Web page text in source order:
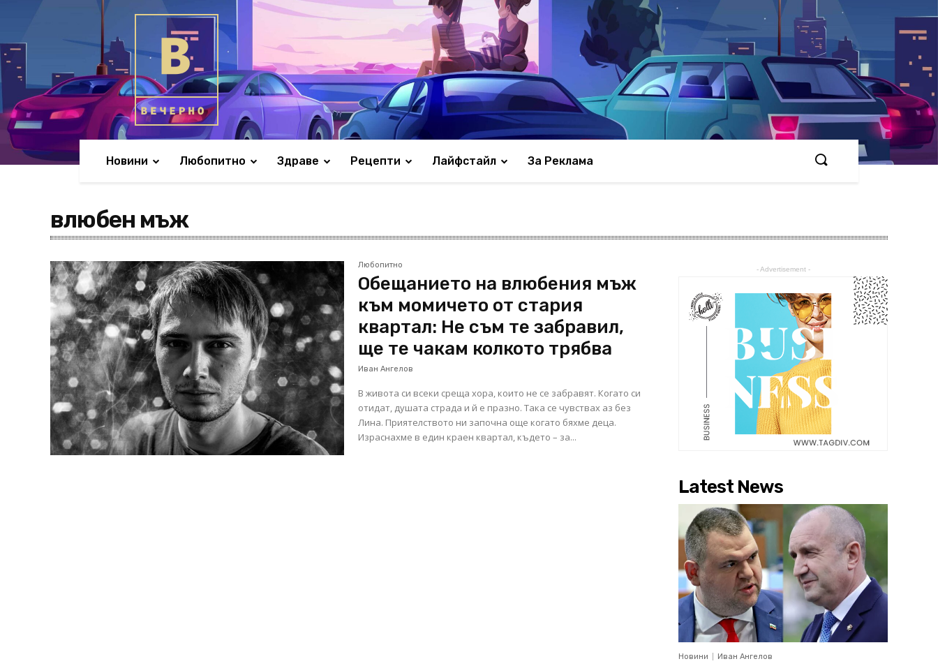
Новини Любопитно Здраве Рецепти Лайфстайл За Реклама
влюбен мъж
Любопитно
Обещанието на влюбения мъж
към момичето от стария
квартал: Не съм те забравил,
ще те чакам колкото трябва
Иван Ангелов
В живота си всеки среща хора, които не се забравят. Когато си
отидат, душата страда и й е празно. Така се чувствах аз без
Лина. Приятелството ни започна още когато бяхме деца.
Израснахме в един краен квартал, където – за...
- Advertisement -
Latest News
Новини Иван Ангелов